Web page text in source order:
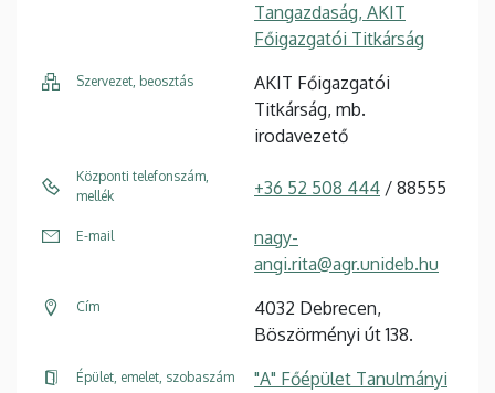
Tangazdaság, AKIT
Főigazgatói Titkárság
Szervezet, beosztás
AKIT Főigazgatói
Titkárság, mb.
irodavezető
Központi telefonszám,
mellék
+36 52 508 444 / 88555
E-mail
nagy-
angi.rita@agr.unideb.hu
Cím
4032 Debrecen,
Böszörményi út 138.
Épület, emelet, szobaszám
"A" Főépület Tanulmányi